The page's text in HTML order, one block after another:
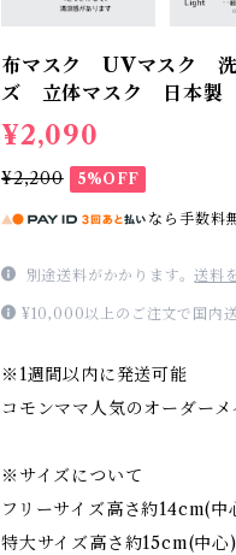
布マスク UVマスク 洗
ズ 立体マスク 日本製
¥2,090
¥2,200 5%OFF
なら 手数料
別途送料がかかります。送料
¥10,000以上のご注文で国内
※1週間以内に発送可能
コモンママ人気のオーダーメ
※サイズについて
フリーサイズ高さ約14cm(
特大サイズ高さ約15cm(中